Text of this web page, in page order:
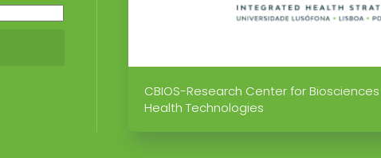
CBIOS-Research Center for
Health Technologies